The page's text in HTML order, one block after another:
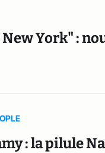
York" :
: la pilule